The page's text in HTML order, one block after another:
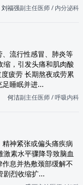
刘福强副主任医师 / 内分泌科
流行性感冒、肺炎等
缩，引发头痛和肌肉酸
疲劳 长期熬夜或劳累
睡眠并进...
何洁副主任医师 / 呼吸内科
神紧张或偏头痛疾病
素水平骤降导致脑血
息并热敷颈部缓解不
剧烈收缩扩...